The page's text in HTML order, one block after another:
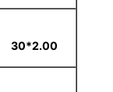
2.00*30